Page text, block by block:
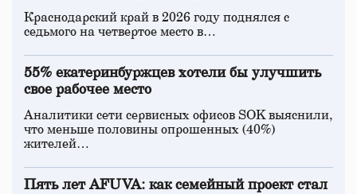
Краснодарский край в 2026 году поднялся с
седьмого на четвертое место в…
55% екатеринбуржцев хотели бы улучшить
свое рабочее место
Аналитики сети сервисных офисов SOK выяснили,
что меньше половины опрошенных (40%)
жителей…
Пять лет AFUVA: как семейный проект стал